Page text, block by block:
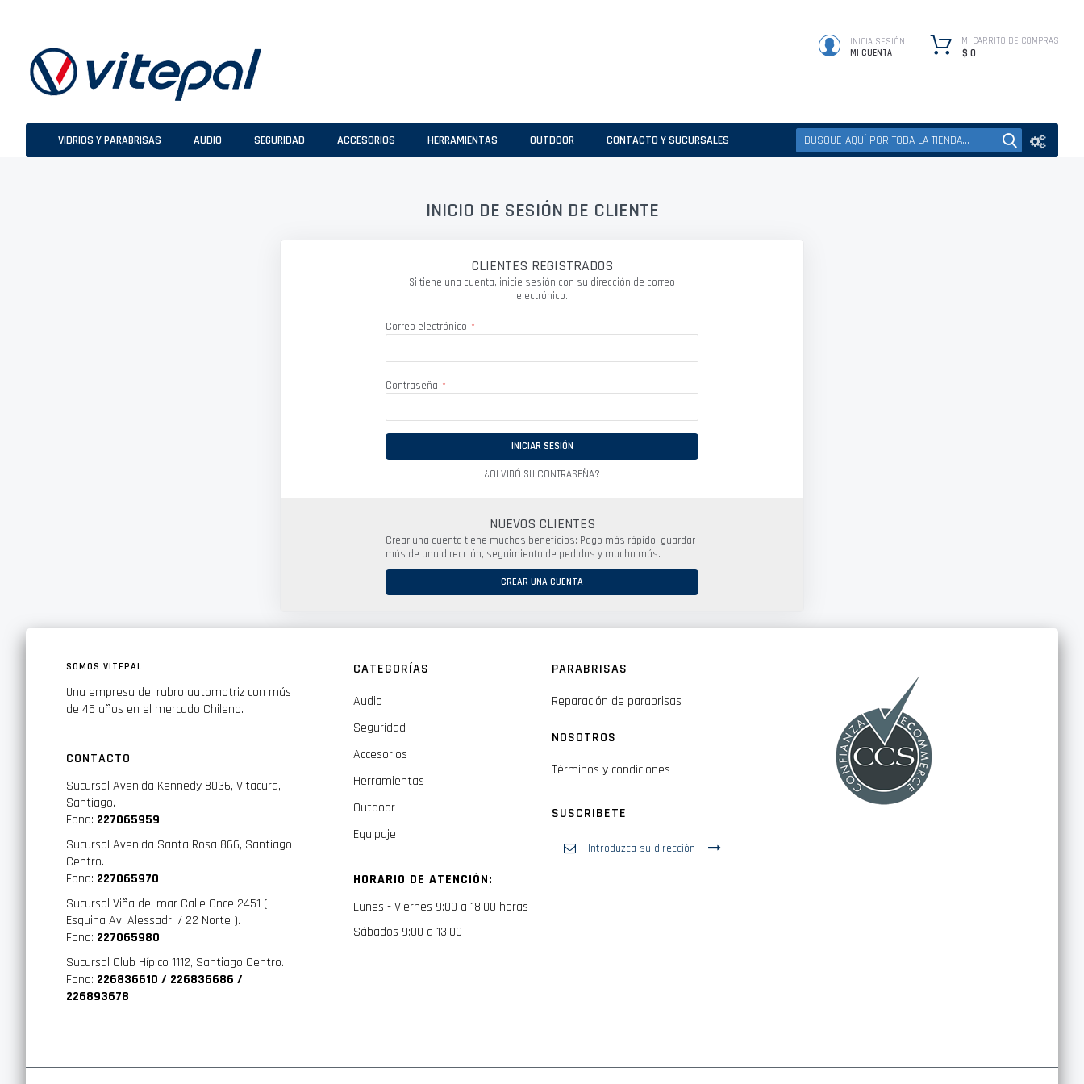
INICIA SESIÓN
MI CUENTA
MI CARRITO DE COMPRAS
$ 0
VIDRIOS Y PARABRISAS AUDIO SEGURIDAD ACCESORIOS HERRAMIENTAS OUTDOOR CONTACTO Y SUCURSALES
INICIO DE SESIÓN DE CLIENTE
CLIENTES REGISTRADOS
Si tiene una cuenta, inicie sesión con su dirección de correo
electrónico.
Correo electrónico
Contraseña
INICIAR SESIÓN
¿OLVIDÓ SU CONTRASEÑA?
NUEVOS CLIENTES
Crear una cuenta tiene muchos beneficios: Pago más rápido, guardar
más de una dirección, seguimiento de pedidos y mucho más.
CREAR UNA CUENTA
SOMOS VITEPAL
Una empresa del rubro automotriz con más
de 45 años en el mercado Chileno.
CONTACTO
Sucursal Avenida Kennedy 8036, Vitacura,
Santiago.
Fono: 227065959
Sucursal Avenida Santa Rosa 866, Santiago
Centro.
Fono: 227065970
Sucursal Viña del mar Calle Once 2451 (
Esquina Av. Alessadri / 22 Norte ).
Fono: 227065980
Sucursal Club Hípico 1112, Santiago Centro.
Fono: 226836610 / 226836686 /
226893678
CATEGORÍAS
Audio
Seguridad
Accesorios
Herramientas
Outdoor
Equipaje
HORARIO DE ATENCIÓN:
Lunes - Viernes 9:00 a 18:00 horas
Sábados 9:00 a 13:00
PARABRISAS
Reparación de parabrisas
NOSOTROS
Términos y condiciones
SUSCRIBETE